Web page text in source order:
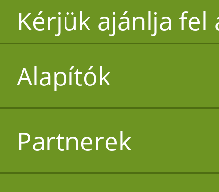
Kérjük ajánlja fel
Alapítók
Partnerek